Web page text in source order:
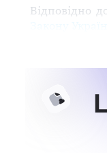
Відповідно